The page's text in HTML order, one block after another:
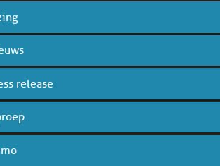
release